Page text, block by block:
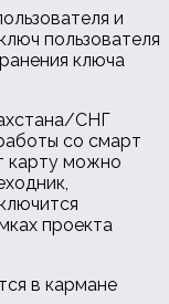
и
пользователя
ключа
СНГ
со смарт
карту можно
проекта
в кармане